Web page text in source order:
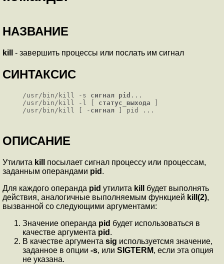
НАЗВАНИЕ
kill - завершить процессы или послать им сигнал
СИНТАКСИС
/usr/bin/kill -s сигнал pid ...
/usr/bin/kill -l [ статус_выхода
/usr/bin/kill [ - сигнал ] pid ...
ОПИСАНИЕ
Утилита kill
посылает сигнал процессу или процессам,
заданным операндами pid .
Для каждого операнда pid утилита kill
будет выполнять
действия, аналогичные выполняемым функцией kill(2),
вызванной со следующими аргументами:
Значение операнда pid будет использоваться в
качестве аргумента pid .
В качестве аргумента sig используетсмя значение,
заданное в опции -s, или SIGTERM, если эта опция
не указана.